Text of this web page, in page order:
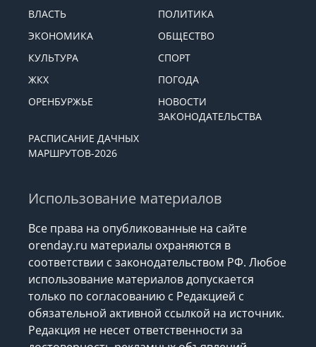
ВЛАСТЬ
ПОЛИТИКА
ЭКОНОМИКА
ОБЩЕСТВО
КУЛЬТУРА
СПОРТ
ЖКХ
ПОГОДА
ОРЕНБУРЖЬЕ
НОВОСТИ
ЗАКОНОДАТЕЛЬСТВА
РАСПИСАНИЕ ДАЧНЫХ
МАРШРУТОВ-2026
Использование материалов
Все права на опубликованные на сайте
orenday.ru материалы охраняются в
соответствии с законодательством РФ. Любое
использование материалов допускается
только по согласованию с Редакцией с
обязательной активной ссылкой на источник.
Редакция не несет ответственности за